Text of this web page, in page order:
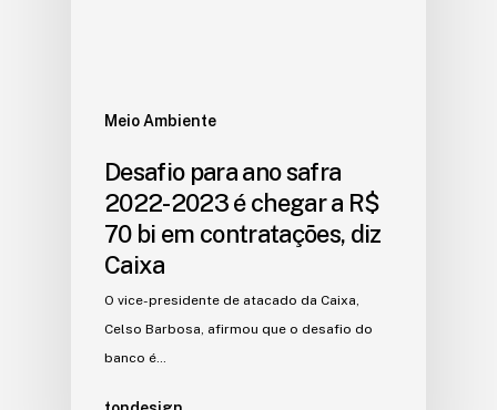
Meio Ambiente
Desafio para ano safra
2022-2023 é chegar a R$
70 bi em contratações, diz
Caixa
O vice-presidente de atacado da Caixa,
Celso Barbosa, afirmou que o desafio do
banco é…